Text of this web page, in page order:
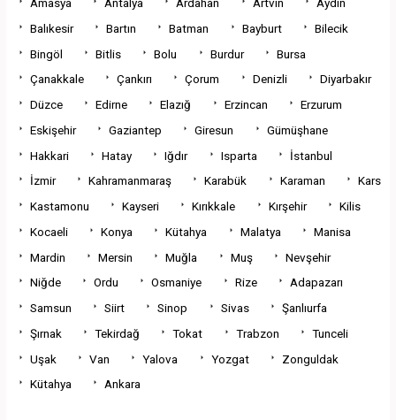
Balıkesir
Bartın Batman Bayburt
Bilecik
Bingöl
Bitlis Bolu Burdur
Bursa
Çanakkale
Çankırı Çorum Denizli
Diyarbakır
Düzce
Edirne Elazığ Erzincan
Erzurum
Eskişehir
Gaziantep Giresun
Gümüşhane
Hakkari
Hatay Iğdır Isparta
İstanbul
İzmir
Kahramanmaraş Karabük Karaman
Kars
Kastamonu
Kayseri Kırıkkale Kırşehir
Kilis
Kocaeli
Konya Kütahya Malatya
Manisa
Mardin
Mersin Muğla Muş
Nevşehir
Niğde
Ordu Osmaniye Rize
Adapazarı
Samsun
Siirt Sinop Sivas
Şanlıurfa
Şırnak
Tekirdağ Tokat Trabzon
Tunceli
Uşak
Van Yalova Yozgat
Zonguldak
Kütahya
Ankara